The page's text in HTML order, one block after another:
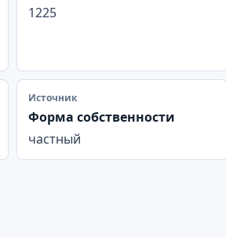
1225
Источник
Форма собственности
частный